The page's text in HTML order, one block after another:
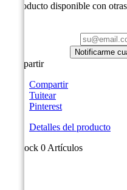
Producto disponible con
Notificarme
Compartir
Compartir
Tuitear
Pinterest
Detalles del producto
En stock 0 Artículos